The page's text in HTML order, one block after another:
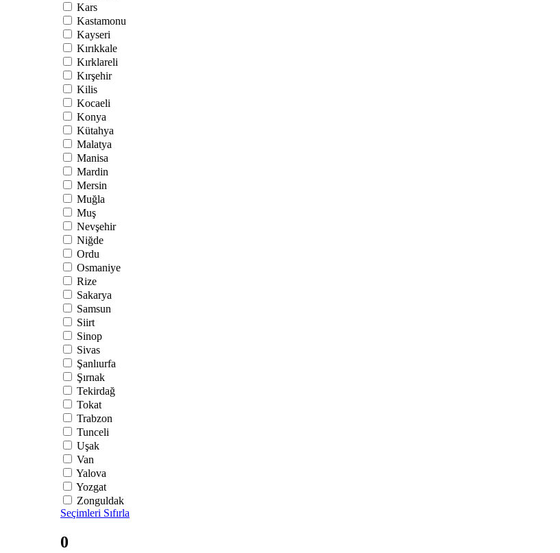
Kars
Kastamonu
Kayseri
Kırıkkale
Kırklareli
Kırşehir
Kilis
Kocaeli
Konya
Kütahya
Malatya
Manisa
Mardin
Mersin
Muğla
Muş
Nevşehir
Niğde
Ordu
Osmaniye
Rize
Sakarya
Samsun
Siirt
Sinop
Sivas
Şanlıurfa
Şırnak
Tekirdağ
Tokat
Trabzon
Tunceli
Uşak
Van
Yalova
Yozgat
Zonguldak
Seçimleri Sıfırla
0